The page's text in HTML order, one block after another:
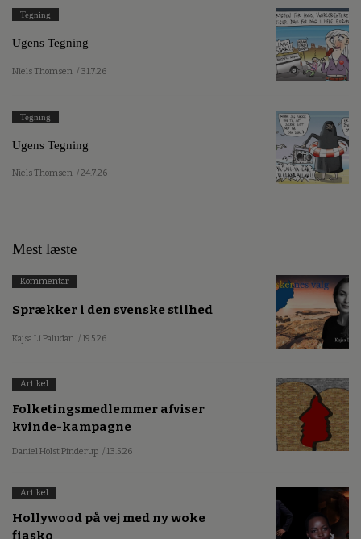
Tegning
Ugens Tegning
Niels Thomsen / 31.7.26
Tegning
Ugens Tegning
Niels Thomsen / 24.7.26
Mest læste
Kommentar
Sprækker i den svenske stilhed
Kajsa Li Paludan / 19.5.26
Artikel
Folketingsmedlemmer afviser
kvinde-kampagne
Daniel Holst Pinderup / 13.5.26
Artikel
Hollywood på vej med ny woke
fiasko